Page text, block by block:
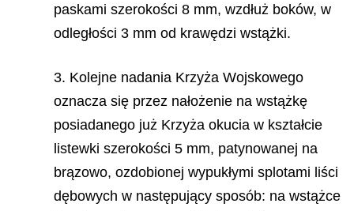
paskami szerokości 8 mm, wzdłuż boków, w
odległości 3 mm od krawędzi wstążki.
3. Kolejne nadania Krzyża Wojskowego
oznacza się przez nałożenie na wstążkę
posiadanego już Krzyża okucia w kształcie
listewki szerokości 5 mm, patynowanej na
brązowo, ozdobionej wypukłymi splotami liści
dębowych w następujący sposób: na wstążce